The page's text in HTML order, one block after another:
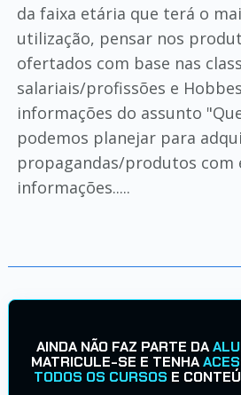
da faixa etária que terá o
utilização, pensar nos
ofertados com base nas
salariais/profissões e
informações do assunto
podemos planejar para
propagandas/produtos com
informações.....
AINDA NÃO FAZ PARTE DA
MATRICULE-SE E TENHA
TODOS OS CURSOS E